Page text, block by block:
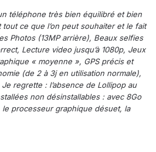
téléphone très bien équilibré et bien
tout ce que l’on peut souhaiter et le fait
Photos (13MP arrière), Beaux selfies
Lecture video jusqu’à 1080p, Jeux
« moyenne », GPS précis et
(de 2 à 3j en utilisation normale),
Je regrette : l’absence de Lollipop au
non désinstallables : avec 8Go
le processeur graphique désuet, la